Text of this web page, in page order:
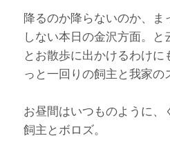
降るのか降らないのか、ま
しない本日の金沢方面。と
とお散歩に出かけるわけ
っと一回りの飼主と我家の
お昼間はいつものように、
飼主とボロズ。